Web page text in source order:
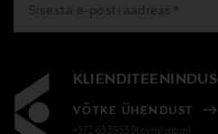
KLIENDITEENINDUS
VÕTKE ÜHENDUST
+372 6339539(pvm/mpm)